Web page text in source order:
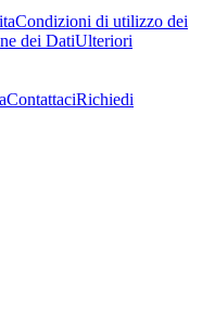
Condizioni di utilizzo dei
dei DatiUlteriori
ContattaciRichiedi